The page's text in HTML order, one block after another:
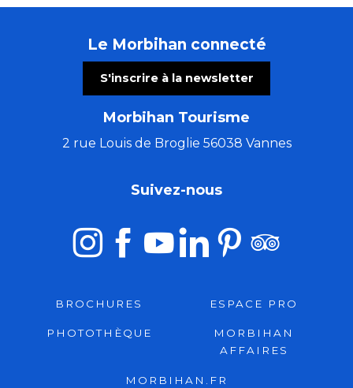
Les Vendredis Dañs Alre
El Locutorio itinerante - Chanson franco-latine
Atelier créatif avec Cécile White - Empreinte
La Côte Sauvage : un paysage et une biodiversité à
Les Ateliers bois de l'été (5 à 7 ans)
Flânerie contée avec Lindylou
Cinéma en plein air
Le Morbihan connecté
S'inscrire à la newsletter
Morbihan Tourisme
2 rue Louis de Broglie 56038 Vannes
Suivez-nous
BROCHURES ESPACE PRO
PHOTOTHÈQUE
MORBIHAN
AFFAIRES
MORBIHAN.FR